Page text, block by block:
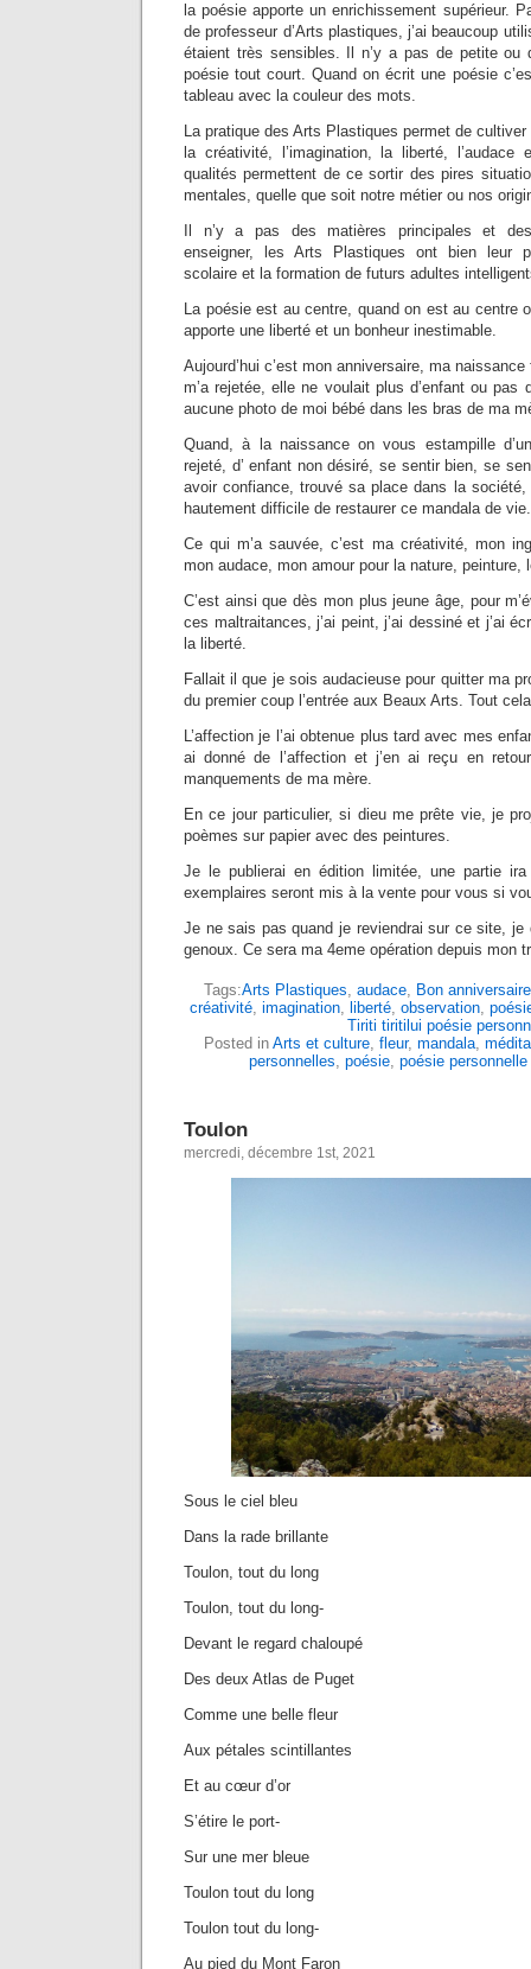
la poésie apporte un enrichissement supérieur.
de professeur d’Arts plastiques, j’ai beaucoup
étaient très sensibles. Il n’y a pas de petite
poésie tout court. Quand on écrit une poésie
tableau avec la couleur des mots.
La pratique des Arts Plastiques permet de
la créativité, l’imagination, la liberté, l’audace
qualités permettent de ce sortir des pires
mentales, quelle que soit notre métier ou nos
Il n’y a pas des matières principales et
enseigner, les Arts Plastiques ont bien leur
scolaire et la formation de futurs adultes
La poésie est au centre, quand on est au centre
apporte une liberté et un bonheur inestimable.
Aujourd’hui c’est mon anniversaire, ma
m’a rejetée, elle ne voulait plus d’enfant ou pas
aucune photo de moi bébé dans les bras de ma
Quand, à la naissance on vous estampille
rejeté, d’ enfant non désiré, se sentir bien, se
avoir confiance, trouvé sa place dans la société,
hautement difficile de restaurer ce mandala de vie.
Ce qui m’a sauvée, c’est ma créativité, mon
mon audace, mon amour pour la nature,
C’est ainsi que dès mon plus jeune âge, pour
ces maltraitances, j’ai peint, j’ai dessiné et j’ai
la liberté.
Fallait il que je sois audacieuse pour quitter ma
du premier coup l’entrée aux Beaux Arts. Tout
L’affection je l’ai obtenue plus tard avec mes
ai donné de l’affection et j’en ai reçu en
manquements de ma mère.
En ce jour particulier, si dieu me prête vie, je
poèmes sur papier avec des peintures.
Je le publierai en édition limitée, une partie
exemplaires seront mis à la vente pour vous si
Je ne sais pas quand je reviendrai sur ce site, je
genoux. Ce sera ma 4eme opération depuis mon
Tags:Arts Plastiques audace Bon anniversaire
créativité imagination liberté observation
Tiriti tiritilui poésie
Posted in Arts et culture, fleur, mandala,
personnelles poésie poésie personnelle
Toulon
mercredi, décembre 1st, 2021
Sous le ciel bleu
Dans la rade brillante
Toulon, tout du long
Toulon, tout du long-
Devant le regard chaloupé
Des deux Atlas de Puget
Comme une belle fleur
Aux pétales scintillantes
Et au cœur d’or
S’étire le port-
Sur une mer bleue
Toulon tout du long
Toulon tout du long-
Au pied du Mont Faron